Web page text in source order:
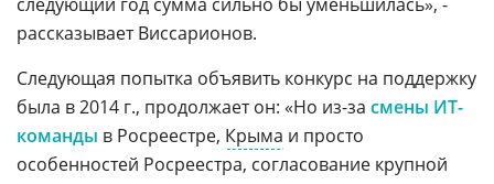
рассказывает Виссарионов.
Следующая попытка объявить конкурс на поддержку
была в 2014 г., продолжает он: «Но из-за смены ИТ-
команды в Росреестре, Крыма и просто
особенностей Росреестра, согласование крупной